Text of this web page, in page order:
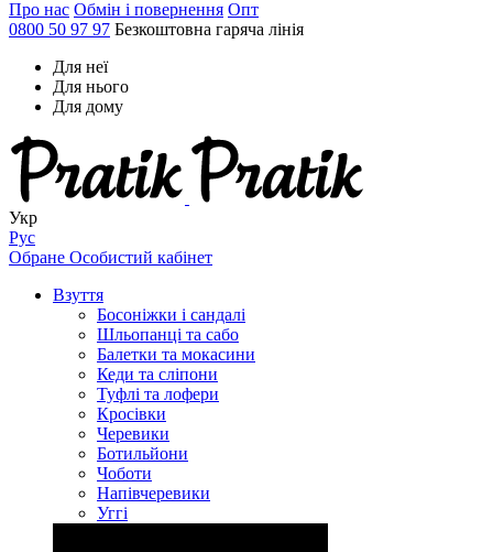
Про нас Обмін і повернення Опт
0800 50 97 97 Безкоштовна гаряча лінія
Для неї
Для нього
Для дому
Укр
Рус
Обране Особистий кабінет
Взуття
Босоніжки і сандалі
Шльопанці та сабо
Балетки та мокасини
Кеди та сліпони
Туфлі та лофери
Кросівки
Черевики
Ботильйони
Чоботи
Напівчеревики
Уггі